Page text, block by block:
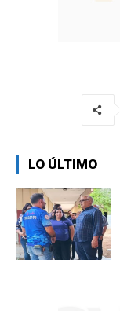
LO ÚLTIMO